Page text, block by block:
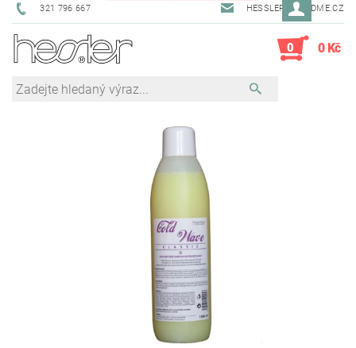
321 796 667 HESSLER@SENDME.CZ
0 0 Kč